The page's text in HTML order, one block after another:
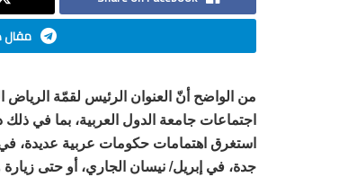
مقال
من الواضح أنّ العنوان الرئيس لقمّة
اجتماعات جامعة الدول العربية، بما في
استغرق اهتمامات حكومات عربية عديدة،
جدة، في إبريل/ نيسان الجاري، أو حتى